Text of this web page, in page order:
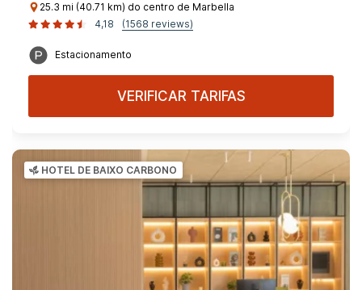
25.3 mi (40.71 km) do centro de Marbella
4,18
(1568 reviews)
Estacionamento
VERIFICAR TARIFAS
HOTEL DE BAIXO CARBONO